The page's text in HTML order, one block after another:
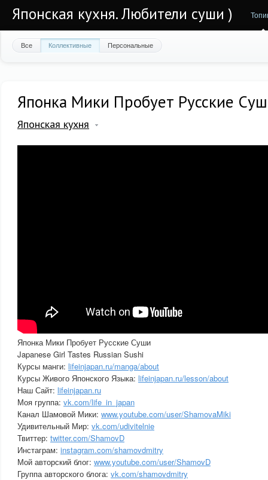
Японская кухня. Любители суши )
Все Коллективные Персональные
Японка Мики Пробует Русские
Японская кухня
Японка Мики Пробует Русские Суши
Japanese Girl Tastes Russian Sushi
Курсы манги: lifeinjapan.ru/manga/about
Курсы Живого Японского Языка: lifeinjapan.ru/lesson/about
Наш Сайт: lifeinjapan.ru
Моя группа: vk.com/life_in_japan
Канал Шамовой Мики: www.youtube.com/user/ShamovaMiki
Удивительный Мир: vk.com/udivitelnie
Твиттер: twitter.com/ShamovD
Инстаграм: instagram.com/shamovdmitry
Мой авторский блог: www.youtube.com/user/ShamovD
Группа авторского блога: vk.com/shamovdmitry